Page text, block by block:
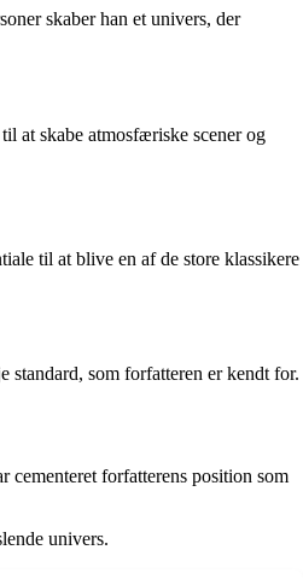
skaber han et univers, der
at skabe atmosfæriske scener og
til at blive en af de store klassikere
som forfatteren er kendt for.
cementeret forfatterens position som
univers.